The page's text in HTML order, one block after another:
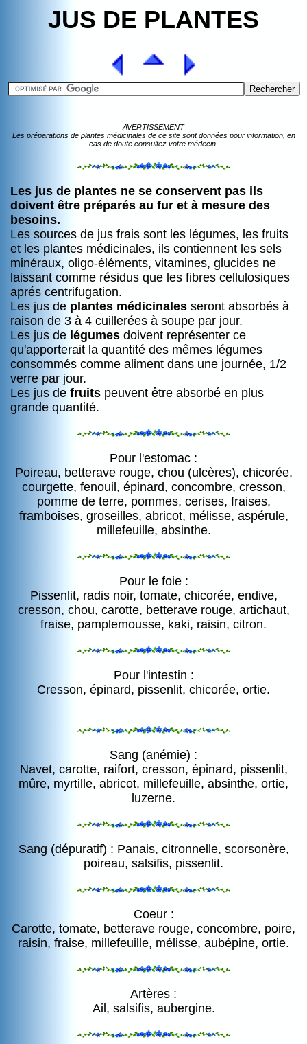
JUS DE PLANTES
AVERTISSEMENT
Les préparations de plantes médicinales de ce site sont données pour information, en
cas de doute consultez votre médecin.
Les jus de plantes ne se conservent pas ils
doivent être préparés au fur et à mesure des
besoins.
Les sources de jus frais sont les légumes, les fruits
et les plantes médicinales, ils contiennent les sels
minéraux, oligo-éléments, vitamines, glucides ne
laissant comme résidus que les fibres cellulosiques
aprés centrifugation.
Les jus de plantes médicinales seront absorbés à
raison de 3 à 4 cuillerées à soupe par jour.
Les jus de légumes doivent représenter ce
qu'apporterait la quantité des mêmes légumes
consommés comme aliment dans une journée, 1/2
verre par jour.
Les jus de fruits peuvent être absorbé en plus
grande quantité.
Pour l'estomac :
Poireau, betterave rouge, chou (ulcères), chicorée,
courgette, fenouil, épinard, concombre, cresson,
pomme de terre, pommes, cerises, fraises,
framboises, groseilles, abricot, mélisse, aspérule,
millefeuille, absinthe.
Pour le foie :
Pissenlit, radis noir, tomate, chicorée, endive,
cresson, chou, carotte, betterave rouge, artichaut,
fraise, pamplemousse, kaki, raisin, citron.
Pour l'intestin :
Cresson, épinard, pissenlit, chicorée, ortie.
Sang (anémie) :
Navet, carotte, raifort, cresson, épinard, pissenlit,
mûre, myrtille, abricot, millefeuille, absinthe, ortie,
luzerne.
Sang (dépuratif) : Panais, citronnelle, scorsonère,
poireau, salsifis, pissenlit.
Coeur :
Carotte, tomate, betterave rouge, concombre, poire,
raisin, fraise, millefeuille, mélisse, aubépine, ortie.
Artères :
Ail, salsifis, aubergine.